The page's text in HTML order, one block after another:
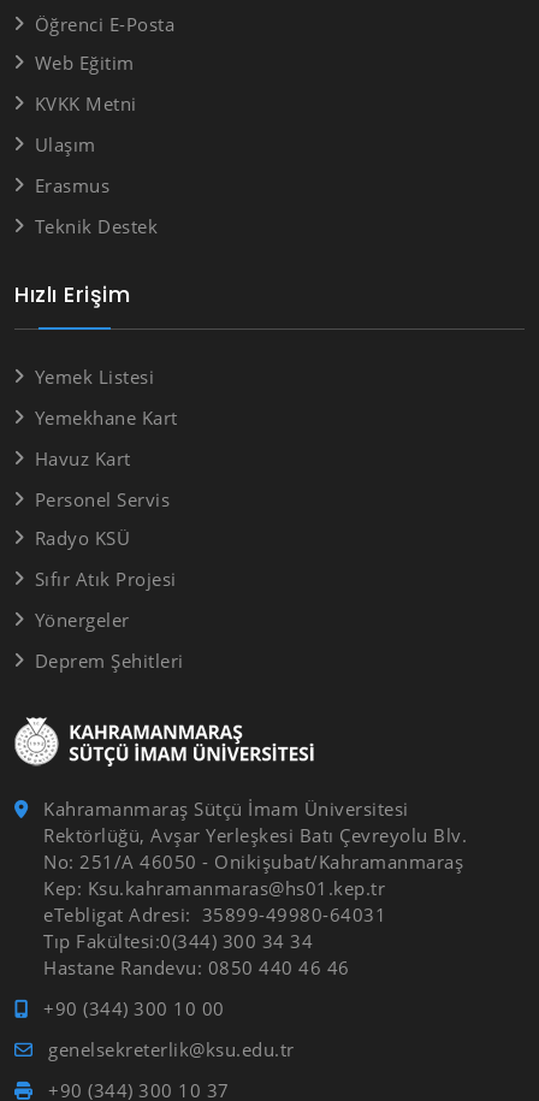
Kahramanmaraş Sütçü İmam Üniversitesi
Rektörlüğü, Avşar Yerleşkesi Batı Çevreyolu Blv.
No: 251/A 46050 - Onikişubat/Kahramanmaraş
Kep: Ksu.kahramanmaras@hs01.kep.tr
eTebligat Adresi: 35899-49980-64031
Tıp Fakültesi:0(344) 300 34 34
Hastane Randevu: 0850 440 46 46
+90 (344) 300 10 00
genelsekreterlik@ksu.edu.tr
+90 (344) 300 10 37
Hızlı Erişim
Yemek Listesi
Yemekhane Kart
Havuz Kart
Personel Servis
Radyo KSÜ
Sıfır Atık Projesi
Yönergeler
Deprem Şehitleri
Öğrenci E-Posta
Web Eğitim
KVKK Metni
Ulaşım
Erasmus
Teknik Destek